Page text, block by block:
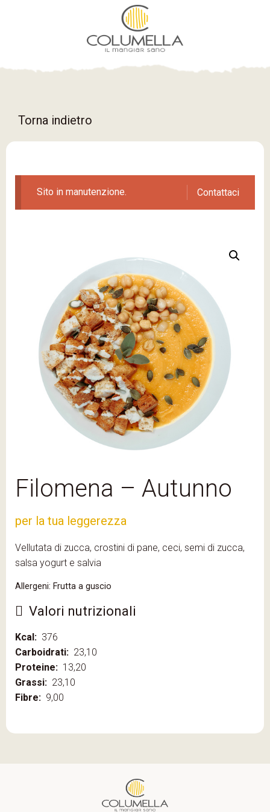
Torna indietro
Contattaci
Sito in manutenzione.
Filomena – Autunno
per la tua leggerezza
Vellutata di zucca, crostini di pane, ceci, semi di zucca,
salsa yogurt e salvia
Allergeni: Frutta a guscio
Valori nutrizionali
Kcal: 376
Carboidrati: 23,10
Proteine: 13,20
Grassi: 23,10
Fibre: 9,00